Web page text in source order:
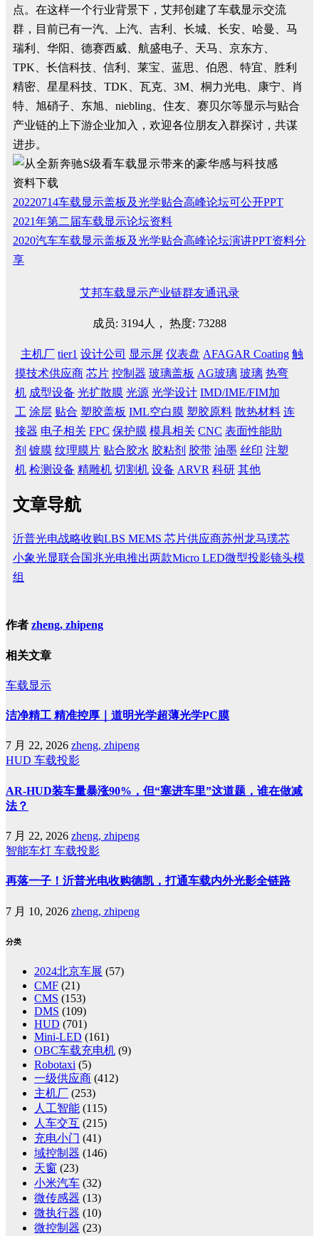
点。在这样一个行业背景下，艾邦创建了车载显示交流
群，目前已有一汽、上汽、吉利、长城、长安、哈曼、马
瑞利、华阳、德赛西威、航盛电子、天马、京东方、
TPK、长信科技、信利、莱宝、蓝思、伯恩、特宜、胜利
精密、星星科技、TDK、瓦克、3M、桐力光电、康宁、肖
特、旭硝子、东旭、niebling、住友、赛贝尔等显示与贴合
产业链的上下游企业加入，欢迎各位朋友入群探讨，共谋
进步。
资料下载
20220714车载显示盖板及光学贴合高峰论坛可公开PPT
2021年第二届车载显示论坛资料
2020汽车车载显示盖板及光学贴合高峰论坛演讲PPT资料分
享
艾邦车载显示产业链群友通讯录
成员: 3194人， 热度: 73288
主机厂 tier1 设计公司 显示屏 仪表盘 AFAGAR Coating 触
摸技术供应商 芯片 控制器 玻璃盖板 AG玻璃 玻璃 热弯
机 成型设备 光扩散膜 光源 光学设计 IMD/IME/FIM加
工 涂层 贴合 塑胶盖板 IML空白膜 塑胶原料 散热材料 连
接器 电子相关 FPC 保护膜 模具相关 CNC 表面性能助
剂 镀膜 纹理膜片 贴合胶水 胶粘剂 胶带 油墨 丝印 注塑
机 检测设备 精雕机 切割机 设备 ARVR 科研 其他
文章导航
沂普光电战略收购LBS MEMS 芯片供应商苏州龙马璞芯
小象光显联合国兆光电推出两款Micro LED微型投影镜头模
组
作者 zheng, zhipeng
相关文章
车载显示
洁净精工 精准控厚｜道明光学超薄光学PC膜
7 月 22, 2026 zheng, zhipeng
HUD 车载投影
AR-HUD装车量暴涨90%，但“塞进车里”这道题，谁在做减
法？
7 月 22, 2026 zheng, zhipeng
智能车灯 车载投影
再落一子！沂普光电收购德凯，打通车载内外光影全链路
7 月 10, 2026 zheng, zhipeng
分类
2024北京车展 (57)
CMF (21)
CMS (153)
DMS (109)
HUD (701)
Mini-LED (161)
OBC车载充电机 (9)
Robotaxi (5)
一级供应商 (412)
主机厂
(253)
人工智能 (115)
人车交互 (215)
充电小门 (41)
域控制器 (146)
天窗 (23)
小米汽车 (32)
微传感器 (13)
微执行器 (10)
微控制器 (23)